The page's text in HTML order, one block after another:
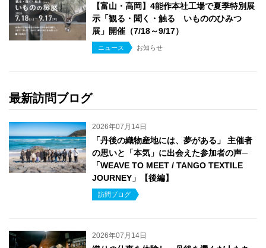
【富山・高岡】4能作本社工場で夏季特別展
示「観る・聞く・触る いもののひみつ
展」開催（7/18～9/17）
ニュース お知らせ
最新訪問ブログ
2026年07月14日
「丹後の織物産地には、夢がある」 主催者
の思いと「本気」に出会えた参加者の声─
「WEAVE TO MEET / TANGO TEXTILE
JOURNEY」【後編】
訪問ブログ
2026年07月14日